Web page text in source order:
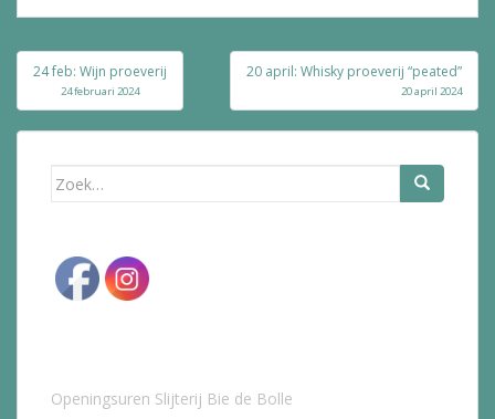
Bericht
navigatie
24 feb: Wijn proeverij
24 februari 2024
20 april: Whisky proeverij “peated”
20 april 2024
Zoek
Openingsuren Slijterij Bie de Bolle